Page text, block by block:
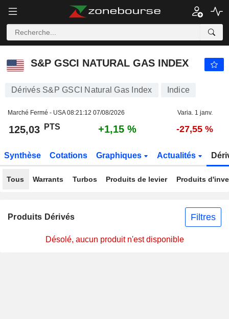
S&P GSCI NATURAL GAS INDEX
Dérivés S&P GSCI Natural Gas Index Indice
Marché Fermé - USA08:21:12 07/08/2026 Varia. 1 janv.
125,03 PTS +1,15 % -27,55 %
Synthèse Cotations Graphiques Actualités
Tous Warrants Turbos Produits de levier Produits
Produits Dérivés Filtres
Désolé, aucun produit n'est disponible